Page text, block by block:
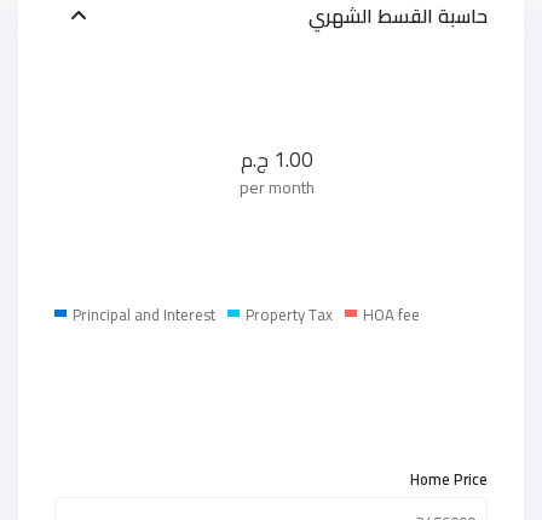
حاسبة القسط الشهري
1.00 ج.م
per month
Principal and Interest Property Tax HOA fee
Home Price